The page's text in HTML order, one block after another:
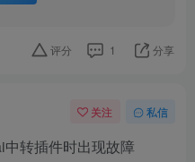
评分 1 分享
关注 私信
中转插件时出现故障